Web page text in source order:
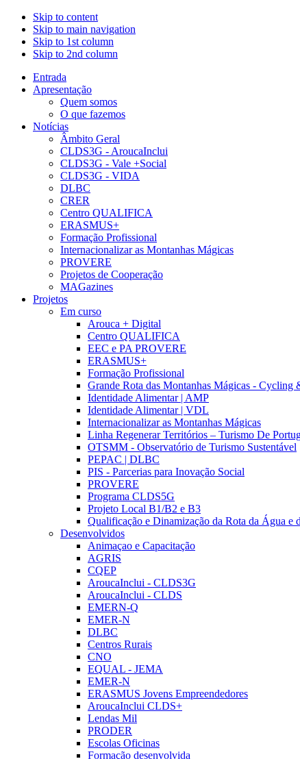
Skip to content
Skip to main navigation
Skip to 1st column
Skip to 2nd column
Entrada
Apresentação
Quem somos
O que fazemos
Notícias
Âmbito Geral
CLDS3G - AroucaInclui
CLDS3G - Vale +Social
CLDS3G - VIDA
DLBC
CRER
Centro QUALIFICA
ERASMUS+
Formação Profissional
Internacionalizar as Montanhas Mágicas
PROVERE
Projetos de Cooperação
MAGazines
Projetos
Em curso
Arouca + Digital
Centro QUALIFICA
EEC e PA PROVERE
ERASMUS+
Formação Profissional
Grande Rota das Montanhas Mágicas - Cycling
Identidade Alimentar | AMP
Identidade Alimentar | VDL
Internacionalizar as Montanhas Mágicas
Linha Regenerar Territórios – Turismo De
OTSMM - Observatório de Turismo Sustentável
PEPAC | DLBC
PIS - Parcerias para Inovação Social
PROVERE
Programa CLDS5G
Projeto Local B1/B2 e B3
Qualificação e Dinamização da Rota da Água e
Desenvolvidos
Animaçao e Capacitação
AGRIS
CQEP
AroucaInclui - CLDS3G
AroucaInclui - CLDS
EMERN-Q
EMER-N
DLBC
Centros Rurais
CNO
EQUAL - JEMA
EMER-N
ERASMUS Jovens Empreendedores
AroucaInclui CLDS+
Lendas Mil
PRODER
Escolas Oficinas
Formação desenvolvida